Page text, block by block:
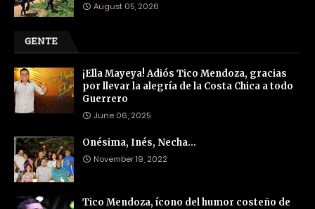
August 05, 2026
GENTE
¡Ella Mayeya! Adiós Tico Mendoza, gracias
por llevar la alegría de la Costa Chica a todo
Guerrero
June 06, 2025
Onésima, Inés, Necha…
November 19, 2022
Tico Mendoza, ícono del humor costeño de